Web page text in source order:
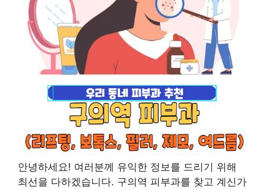
안녕하세요! 여러분께 유익한 정보를 드리기 위해
최선을 다하겠습니다. 구의역 피부과를 찾고 계신가